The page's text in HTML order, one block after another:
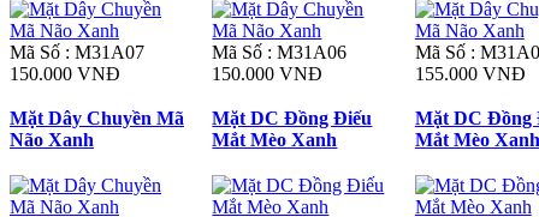
Mã Số : M31A07
150.000 VNĐ
Mã Số : M31A06
150.000 VNĐ
Mã Số :
155.000 VNĐ
Mặt Dây Chuyền Mã
Não Xanh
Mặt DC Đồng Điếu
Mắt Mèo Xanh
Mặt DC Đồng
Mắt Mèo Xanh